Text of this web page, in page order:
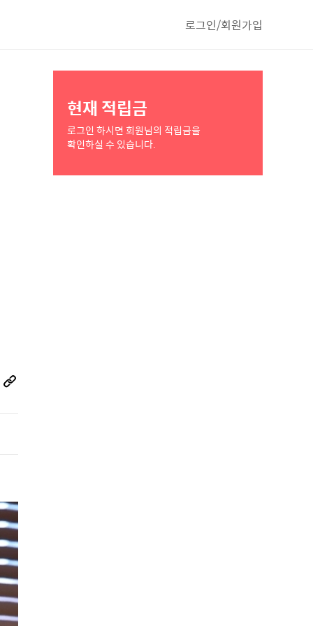
로그인/회원가입
현재 적립금
로그인 하시면 회원님의 적립금을
확인하실 수 있습니다.